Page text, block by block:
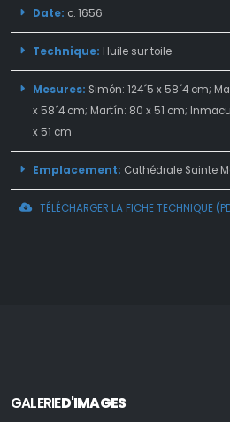
Date: c. 1656
Technique: Huile sur toile
Mesures: Simón: 124´5 x 58´4 cm;
x 58´4 cm; Martín: 80 x 51 cm;
x 51 cm
Emplacement: Cathédrale Sainte
TÉLÉCHARGER LA FICHE TECHNIQUE
GALERIED'IMAGES